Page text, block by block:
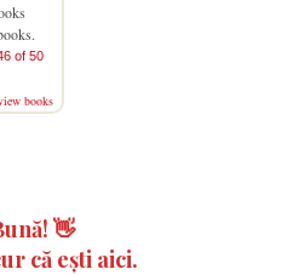
of 50
books
👋
că ești aici.